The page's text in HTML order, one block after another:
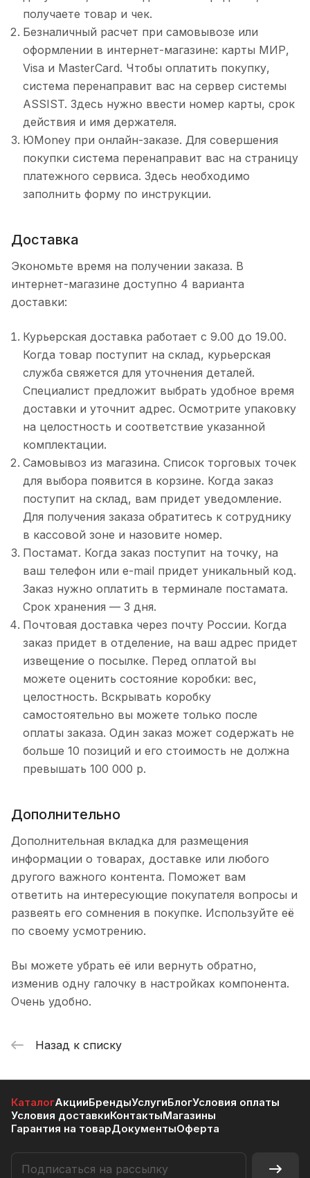
получаете товар и чек.
Безналичный расчет при самовывозе или
оформлении в интернет-магазине: карты МИР,
Visa и MasterCard. Чтобы оплатить покупку,
система перенаправит вас на сервер системы
ASSIST. Здесь нужно ввести номер карты, срок
действия и имя держателя.
ЮMoney при онлайн-заказе. Для совершения
покупки система перенаправит вас на страницу
платежного сервиса. Здесь необходимо
заполнить форму по инструкции.
Доставка
Экономьте время на получении заказа. В
интернет-магазине доступно 4 варианта
доставки:
Курьерская доставка работает с 9.00 до 19.00.
Когда товар поступит на склад, курьерская
служба свяжется для уточнения деталей.
Специалист предложит выбрать удобное время
доставки и уточнит адрес. Осмотрите упаковку
на целостность и соответствие указанной
комплектации.
Самовывоз из магазина. Список торговых точек
для выбора появится в корзине. Когда заказ
поступит на склад, вам придет уведомление.
Для получения заказа обратитесь к сотруднику
в кассовой зоне и назовите номер.
Постамат. Когда заказ поступит на точку, на
ваш телефон или e-mail придет уникальный код.
Заказ нужно оплатить в терминале постамата.
Срок хранения — 3 дня.
Почтовая доставка через почту России. Когда
заказ придет в отделение, на ваш адрес придет
извещение о посылке. Перед оплатой вы
можете оценить состояние коробки: вес,
целостность. Вскрывать коробку
самостоятельно вы можете только после
оплаты заказа. Один заказ может содержать не
больше 10 позиций и его стоимость не должна
превышать 100 000 р.
Дополнительно
Дополнительная вкладка для размещения
информации о товарах, доставке или любого
другого важного контента. Поможет вам
ответить на интересующие покупателя вопросы и
развеять его сомнения в покупке. Используйте её
по своему усмотрению.
Вы можете убрать её или вернуть обратно,
изменив одну галочку в настройках компонента.
Очень удобно.
Назад к списку
КаталогАкцииБрендыУслугиБлогУсловия оплаты
Условия доставкиКонтактыМагазины
Гарантия на товарДокументыОферта